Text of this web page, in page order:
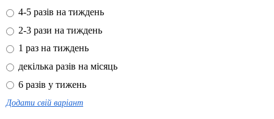
4-5 разів на тиждень
2-3 рази на тиждень
1 раз на тиждень
декілька разів на місяць
6 разів у тижень
Додати свій варіант